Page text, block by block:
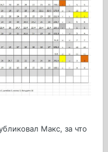
Макс, за что